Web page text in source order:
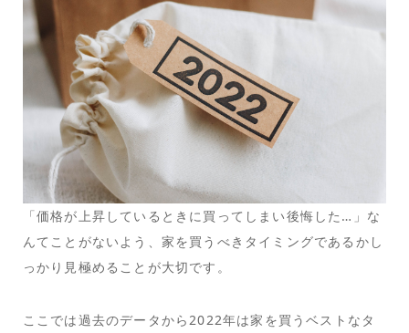
「価格が上昇しているときに買ってしまい後悔した…」な
んてことがないよう、家を買うべきタイミングであるかし
っかり見極めることが大切です。
ここでは過去のデータから2022年は家を買うベストなタ